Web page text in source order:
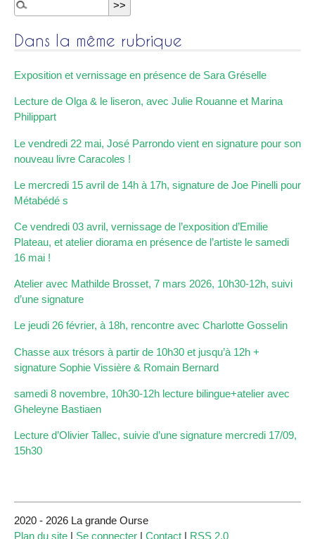
Dans la même rubrique
Exposition et vernissage en présence de Sara Gréselle
Lecture de Olga & le liseron, avec Julie Rouanne et Marina
Philippart
Le vendredi 22 mai, José Parrondo vient en signature pour son
nouveau livre Caracoles !
Le mercredi 15 avril de 14h à 17h, signature de Joe Pinelli pour
Métabédé s
Ce vendredi 03 avril, vernissage de l’exposition d’Emilie
Plateau, et atelier diorama en présence de l’artiste le samedi
16 mai !
Atelier avec Mathilde Brosset, 7 mars 2026, 10h30-12h, suivi
d’une signature
Le jeudi 26 février, à 18h, rencontre avec Charlotte Gosselin
Chasse aux trésors à partir de 10h30 et jusqu’à 12h +
signature Sophie Vissière & Romain Bernard
samedi 8 novembre, 10h30-12h lecture bilingue+atelier avec
Gheleyne Bastiaen
Lecture d’Olivier Tallec, suivie d’une signature mercredi 17/09,
15h30
2020 - 2026 La grande Ourse
Plan du site | Se connecter | Contact | RSS 2.0